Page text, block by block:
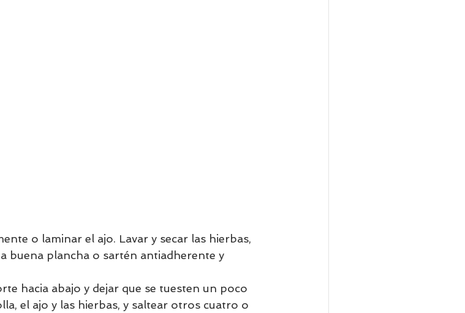
o laminar el ajo. Lavar y secar las hierbas,
buena plancha o sartén antiadherente y
hacia abajo y dejar que se tuesten un poco
el ajo y las hierbas, y saltear otros cuatro o